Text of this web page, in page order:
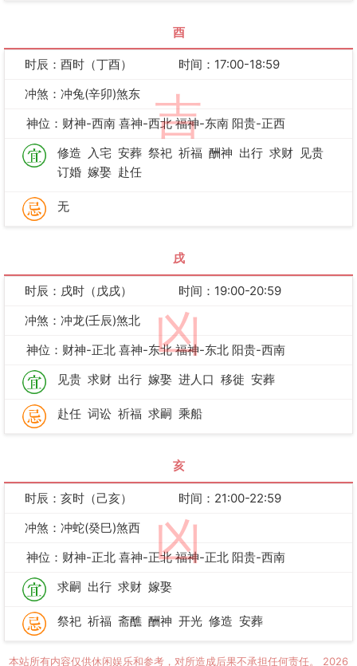
酉
吉
时辰：酉时（丁酉）
时间：17:00-18:59
冲煞：冲兔(辛卯)煞东
神位：财神-西南 喜神-西北 福神-东南 阳贵-正西
修造 入宅 安葬 祭祀 祈福 酬神 出行 求财 见贵
订婚 嫁娶 赴任
无
戌
凶
时辰：戌时（戊戌）
时间：19:00-20:59
冲煞：冲龙(壬辰)煞北
神位：财神-正北 喜神-东北 福神-东北 阳贵-西南
见贵 求财 出行 嫁娶 进人口 移徙 安葬
赴任 词讼 祈福 求嗣 乘船
亥
凶
时辰：亥时（己亥）
时间：21:00-22:59
冲煞：冲蛇(癸巳)煞西
神位：财神-正北 喜神-正北 福神-正北 阳贵-西南
求嗣 出行 求财 嫁娶
祭祀 祈福 斋醮 酬神 开光 修造 安葬
本站所有内容仅供休闲娱乐和参考，对所造成后果不承担任何责任。 2026